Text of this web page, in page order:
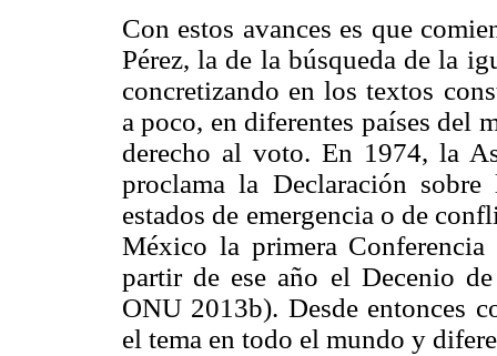
Con estos avances es que
Pérez, la de la búsqueda de la
concretizando en los textos
a poco, en diferentes países del
derecho al voto. En 1974, la
proclama la Declaración
estados de emergencia o de
México la primera
partir de ese año el Decenio
ONU 2013b). Desde entonces
el tema en todo el mundo y